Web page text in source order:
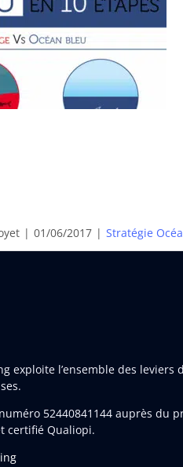
| 01/06/2017 | Stratégie
exploite l’ensemble des leviers
52440841144auprès du
certifié Qualiopi.